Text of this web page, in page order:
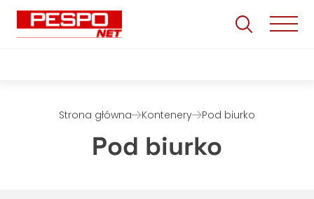
Strona główna Kontenery Pod biurko
Pod biurko